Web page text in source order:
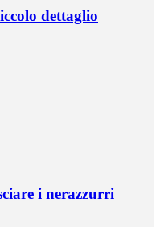
dettaglio
i nerazzurri